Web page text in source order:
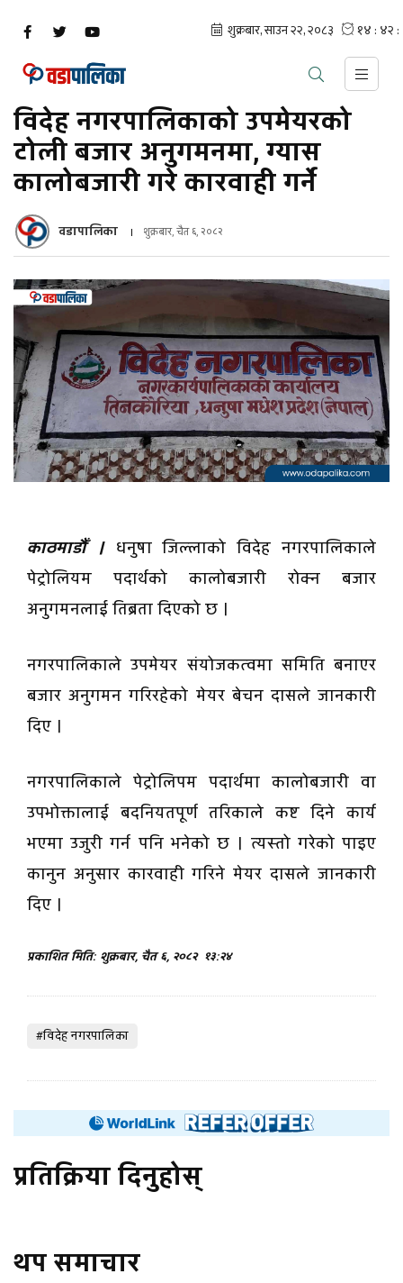
विदेह नगरपालिकाको उपमेयरको
टोली बजार अनुगमनमा, ग्यास
कालोबजारी गरे कारवाही गर्ने
वडापालिका शुक्रबार, चैत ६, २०८२
काठमाडौँ । धनुषा जिल्लाको विदेह नगरपालिकाले
पेट्रोलियम पदार्थको कालोबजारी रोक्न बजार
अनुगमनलाई तिब्रता दिएको छ ।
नगरपालिकाले उपमेयर संयोजकत्वमा समिति बनाएर
बजार अनुगमन गरिरहेको मेयर बेचन दासले जानकारी
दिए ।
नगरपालिकाले पेट्रोलिपम पदार्थमा कालोबजारी वा
उपभोक्तालाई बदनियतपूर्ण तरिकाले कष्ट दिने कार्य
भएमा उजुरी गर्न पनि भनेको छ । त्यस्तो गरेको पाइए
कानुन अनुसार कारवाही गरिने मेयर दासले जानकारी
दिए ।
प्रकाशित मिति: शुक्रबार, चैत ६, २०८२ १३:२४
#विदेह नगरपालिका
प्रतिक्रिया दिनुहोस्
थप समाचार